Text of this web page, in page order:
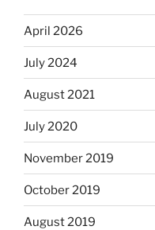
April 2026
July 2024
August 2021
July 2020
November 2019
October 2019
August 2019